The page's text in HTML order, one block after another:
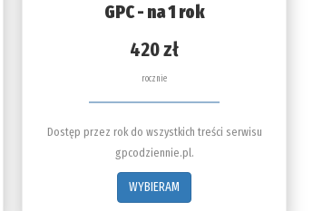
GPC - na 1 rok
420 zł
rocznie
Dostęp przez rok do wszystkich treści serwisu
gpcodziennie.pl.
WYBIERAM